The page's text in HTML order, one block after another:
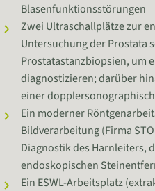
Blasenfunktionsstörungen
Zwei Ultraschallplätze zur
Untersuchung der Prostata
Prostatastanzbiopsien, um
diagnostizieren; darüber
einer
Ein moderner
Bildverarbeitung (Firma
Diagnostik des Harnleiters,
endoskopischen
Ein ESWL-Arbeitsplatz